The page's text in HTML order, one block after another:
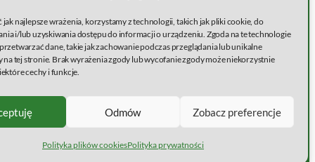
jak najlepsze wrażenia, korzystamy z technologii, takich jak pliki cookie, do
i/lub uzyskiwania dostępu do informacji o urządzeniu. Zgoda na te technologie
dane, takie jak zachowanie podczas przeglądania lub unikalne
tej stronie. Brak wyrażenia zgody lub wycofanie zgody może niekorzystnie
cechy i funkcje.
Odmów Zobacz preferencje
Polityka plików cookiesPolityka prywatności
Jesteśmy na Strona facebook Instagram